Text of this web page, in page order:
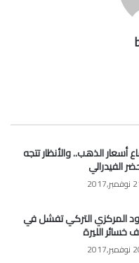
أسعار الذهب.. والأنظار تتجه
الفيدرالي
المركزي التركي تفشل في
خسائر الليرة